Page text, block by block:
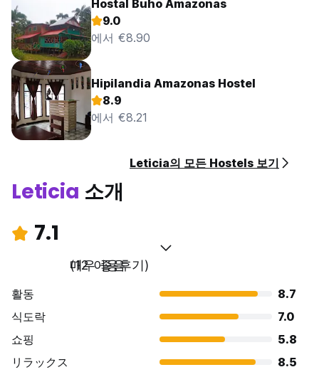
Hostal Buho Amazonas
9.0
에서 €8.90
Hipilandia Amazonas Hostel
8.9
에서 €8.21
Leticia의 모든 Hostels 보기
Leticia 소개
7.1
매우 좋음
(12 이용후기)
활동
8.7
식도락
7.0
쇼핑
5.8
リラックス
8.5